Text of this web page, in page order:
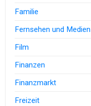
Familie
Fernsehen und Medien
Film
Finanzen
Finanzmarkt
Freizeit